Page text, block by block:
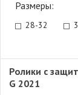
Размеры:
28-32
Ролики с
G 2021